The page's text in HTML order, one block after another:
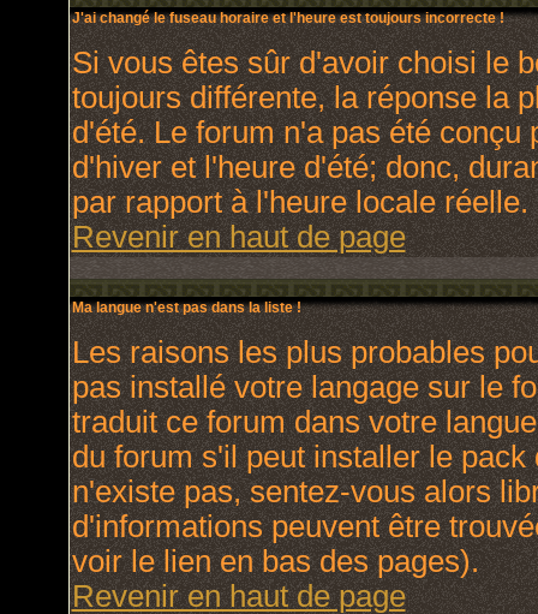
J'ai changé le fuseau horaire et l'heure est toujours incorrecte !
Si vous êtes sûr d'avoir choisi le
toujours différente, la réponse la
d'été. Le forum n'a pas été
d'hiver et l'heure d'été; donc,
par rapport à l'heure locale réelle.
Revenir en haut de page
Ma langue n'est pas dans la liste !
Les raisons les plus probables
pas installé votre langage sur le
traduit ce forum dans votre
du forum s'il peut installer le
n'existe pas, sentez-vous alors
d'informations peuvent être
voir le lien en bas des pages).
Revenir en haut de page